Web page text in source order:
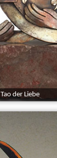
Tao der Liebe